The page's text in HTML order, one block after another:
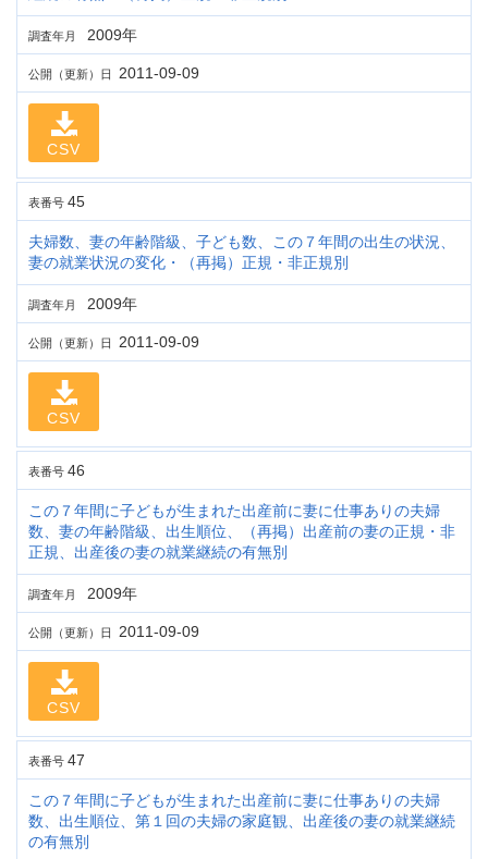
調査年月 2009年
公開（更新）日 2011-09-09
CSV
表番号 45
夫婦数、妻の年齢階級、子ども数、この７年間の出生の状況、
妻の就業状況の変化・（再掲）正規・非正規別
調査年月 2009年
公開（更新）日 2011-09-09
CSV
表番号 46
この７年間に子どもが生まれた出産前に妻に仕事ありの夫婦
数、妻の年齢階級、出生順位、（再掲）出産前の妻の正規・非
正規、出産後の妻の就業継続の有無別
調査年月 2009年
公開（更新）日 2011-09-09
CSV
表番号 47
この７年間に子どもが生まれた出産前に妻に仕事ありの夫婦
数、出生順位、第１回の夫婦の家庭観、出産後の妻の就業継続
の有無別